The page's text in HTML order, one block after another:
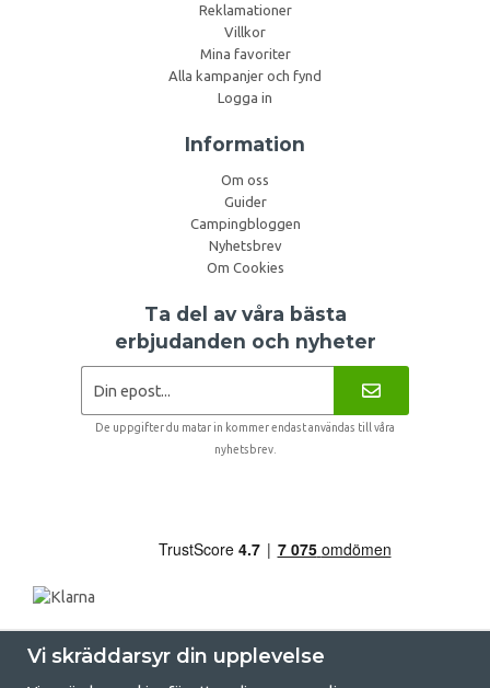
Reklamationer
Villkor
Mina favoriter
Alla kampanjer och fynd
Logga in
Information
Om oss
Guider
Campingbloggen
Nyhetsbrev
Om Cookies
Ta del av våra bästa
erbjudanden och nyheter
De uppgifter du matar in kommer endast användas till våra
nyhetsbrev.
Vi skräddarsyr din upplevelse